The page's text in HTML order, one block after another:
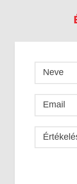
Neve
Email